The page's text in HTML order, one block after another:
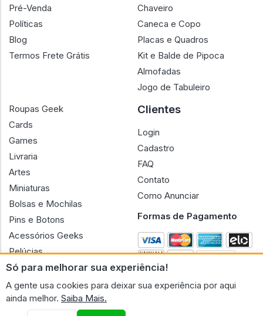
Só para melhorar sua experiência!
A gente usa cookies para deixar sua experiência por aqui
ainda melhor. Saiba Mais.
Pré-Venda
Políticas
Blog
Termos Frete Grátis
Chaveiro
Caneca e Copo
Placas e Quadros
Kit e Balde de Pipoca
Almofadas
Jogo de Tabuleiro
Roupas Geek
Cards
Games
Livraria
Artes
Miniaturas
Bolsas e Mochilas
Pins e Botons
Acessórios Geeks
Pelúcias
Bonecas
Clientes
Login
Cadastro
FAQ
Contato
Como Anunciar
Formas de Pagamento